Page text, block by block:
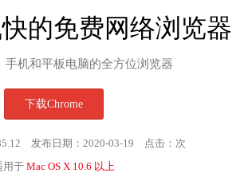
的免费网络浏览器
手机和平板电脑的全方位浏览器
下载Chrome
发布日期：2020-03-19 点击： 次
用于 Mac OS X 10.6 以上